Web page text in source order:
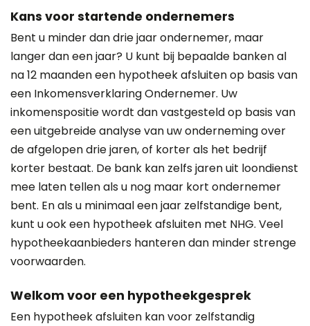
Kans voor startende ondernemers
Bent u minder dan drie jaar ondernemer, maar
langer dan een jaar? U kunt bij bepaalde banken al
na 12 maanden een hypotheek afsluiten op basis van
een Inkomensverklaring Ondernemer. Uw
inkomenspositie wordt dan vastgesteld op basis van
een uitgebreide analyse van uw onderneming over
de afgelopen drie jaren, of korter als het bedrijf
korter bestaat. De bank kan zelfs jaren uit loondienst
mee laten tellen als u nog maar kort ondernemer
bent. En als u minimaal een jaar zelfstandige bent,
kunt u ook een hypotheek afsluiten met NHG. Veel
hypotheekaanbieders hanteren dan minder strenge
voorwaarden.
Welkom voor een hypotheekgesprek
Een hypotheek afsluiten kan voor zelfstandig